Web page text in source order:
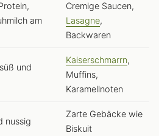
am
Cremige Saucen,
Lasagne,
Backwaren
und
Kaiserschmarrn,
Muffins,
Karamellnoten
nussig
Zarte Gebäcke wie
Biskuit